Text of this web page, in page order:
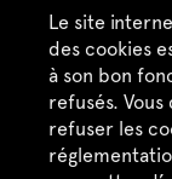
Le site
des cookies
à son bon
refusés.
refuser les
Mentions
Politique de
CGU / CGV
Plan du site